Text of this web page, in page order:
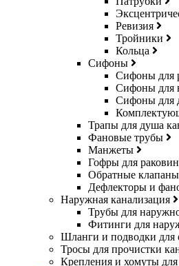
Ревизия
Тройники
Кольца
Сифоны
Сифоны для
Сифоны для
Сифоны для
Трапы для душа
Фановые трубы
Манжеты
Гофры для
Обратные клапаны
Дефлекторы и
Наружная канализация
Трубы для
Фитинги для
Шланги и подводки для
Тросы для прочистки
Крепления и хомуты для